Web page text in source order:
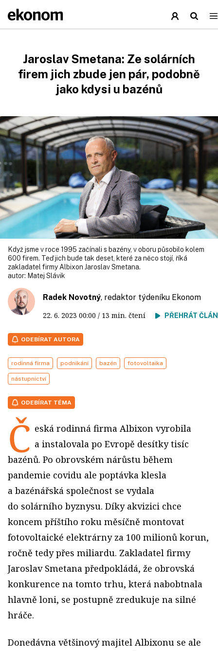
Jaroslav Smetana: Ze solárních
firem jich zbude jen pár, podobně
jako kdysi u bazénů
Když jsme v roce 1995 začínali s bazény, v oboru působilo kolem
600 firem. Teď jich bude tak deset, které za něco stojí, říká
zakladatel firmy Albixon Jaroslav Smetana.
autor: Matej Slávik
Radek Novotný, redaktor týdeníku Ekonom
22. 6. 2023 00:00 / 13 min. čtení PŘEHRÁT
ODEBÍRAT AUTORA
rodinná firma podnikání bazén fotovoltaika
nástupnictví
ODEBÍRAT TÉMA
Č eská rodinná firma Albixon vyrobila
a instalovala po Evropě desítky tisíc
bazénů. Po obrovském nárůstu během
pandemie covidu ale poptávka klesla
a bazénářská společnost se vydala
do solárního byznysu. Díky akvizici chce
koncem příštího roku měsíčně montovat
fotovoltaické elektrárny za 100 milionů korun,
ročně tedy přes miliardu. Zakladatel firmy
Jaroslav Smetana předpokládá, že obrovská
konkurence na tomto trhu, která nabobtnala
hlavně loni, se postupně zredukuje na silné
hráče.
Donedávna většinový majitel Albixonu se ale